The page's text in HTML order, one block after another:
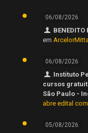
06/08/2026
BENEDITO
em
06/08/2026
Instituto
cursos
São Paulo -
abre edital
05/08/2026